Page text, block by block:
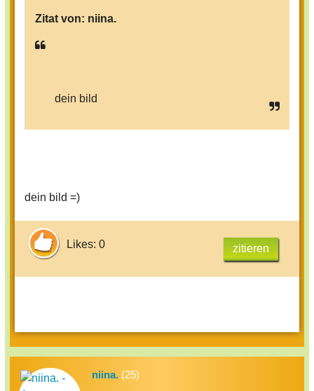
Zitat von: niina.
dein bild
dein bild =)
Likes: 0 zitieren
niina. (25)